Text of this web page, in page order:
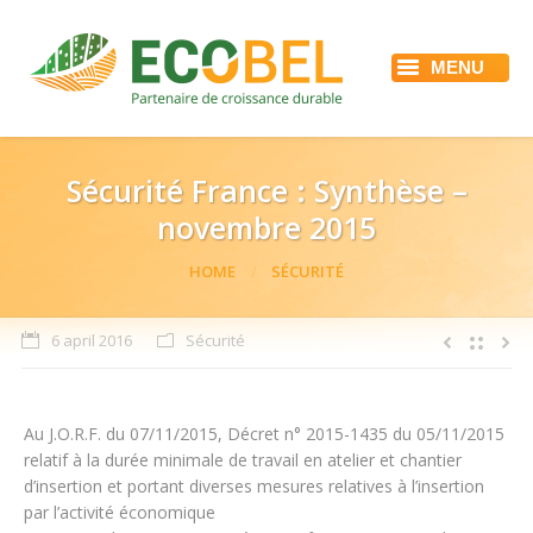
MENU
HOME
REFERENTIES
ACTUALITEIT
JOBS
CONTACT
Sécurité France : Synthèse –
novembre 2015
HOME SÉCURITÉ
6 april 2016 Sécurité
Au J.O.R.F. du 07/11/2015, Décret n° 2015-1435 du 05/11/2015
relatif à la durée minimale de travail en atelier et chantier
d’insertion et portant diverses mesures relatives à l’insertion
par l’activité économique